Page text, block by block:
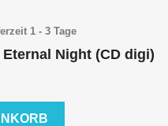
1 - 3 Tage
Night (CD digi)